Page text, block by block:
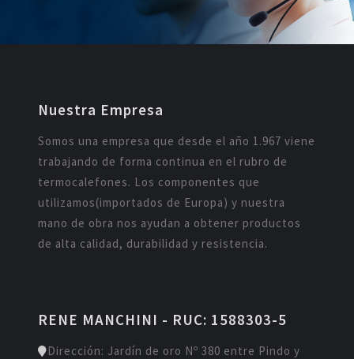
Nuestra Empresa
Somos una empresa que desde el año 1.967 viene
trabajando de forma continua en el rubro de
termocalefones. Los componentes que
utilizamos(importados de Europa) y nuestra
mano de obra nos ayudan a obtener productos
de alta calidad, durabilidad y resistencia.
RENE MANCHINI - RUC: 1588303-5
Dirección: Jardín de oro Nº 380 entre Pindo y